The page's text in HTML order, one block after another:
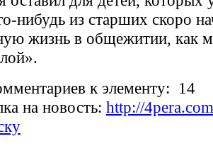
нибудь из старших скоро
жизнь в общежитии, как
к элементу: 14
на новость: http://